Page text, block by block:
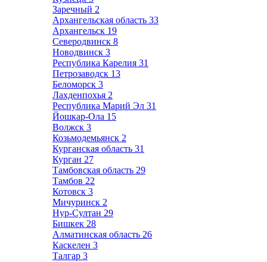
Заречный 2
Архангельская область 33
Архангельск 19
Северодвинск 8
Новодвинск 3
Республика Карелия 31
Петрозаводск 13
Беломорск 3
Лахденпохья 2
Республика Марий Эл 31
Йошкар-Ола 15
Волжск 3
Козьмодемьянск 2
Курганская область 31
Курган 27
Тамбовская область 29
Тамбов 22
Котовск 3
Мичуринск 2
Нур-Султан 29
Бишкек 28
Алматинская область 26
Каскелен 3
Талгар 3